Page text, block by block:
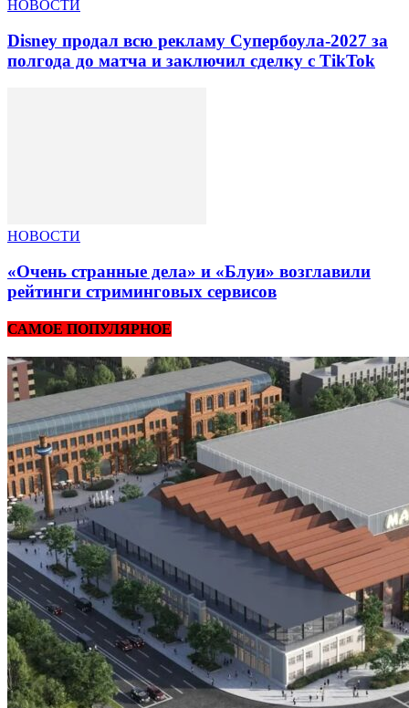
НОВОСТИ
Disney продал всю рекламу Супербоула-2027 за
полгода до матча и заключил сделку с TikTok
НОВОСТИ
«Очень странные дела» и «Блуи» возглавили
рейтинги стриминговых сервисов
САМОЕ ПОПУЛЯРНОЕ